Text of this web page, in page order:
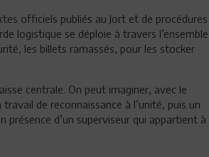
officiels publiés au Jort et de procédures
logistique se déploie à travers l’ensemble
les billets ramassés, pour les stocker
centrale. On peut imaginer, avec le
de reconnaissance à l’unité, puis un
d’un superviseur qui appartient à